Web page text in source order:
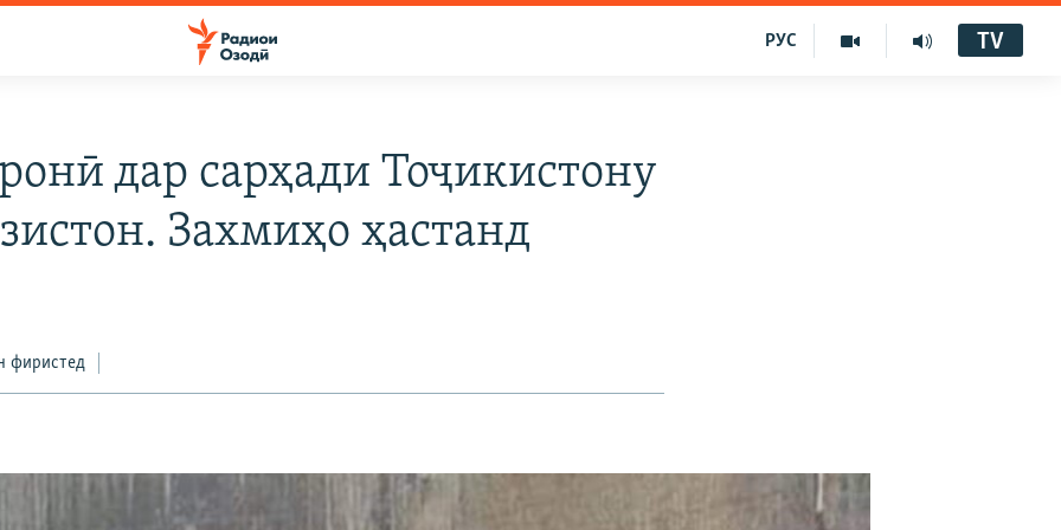
РУС TV
дар сарҳади Тоҷикистону
Захмиҳо ҳастанд
фиристед